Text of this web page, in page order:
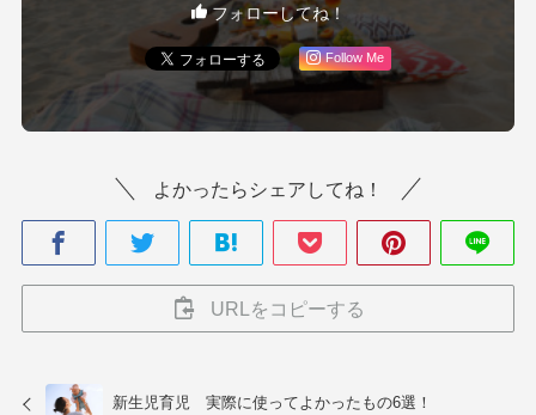
フォローしてね！
Follow Me
よかったらシェアしてね！
URLをコピーする
新生児育児 実際に使ってよかったもの6選！